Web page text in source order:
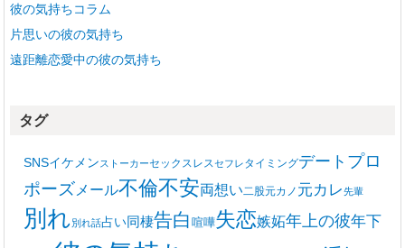
彼の気持ちコラム
片思いの彼の気持ち
遠距離恋愛中の彼の気持ち
タグ
SNSイケメンストーカーセックスレスセフレタイミングデート プロ
ポーズ メール不倫不安両想い二股元カノ 元カレ先輩
別れ別れ話占い同棲告白 喧嘩失恋嫉妬年上の彼年下